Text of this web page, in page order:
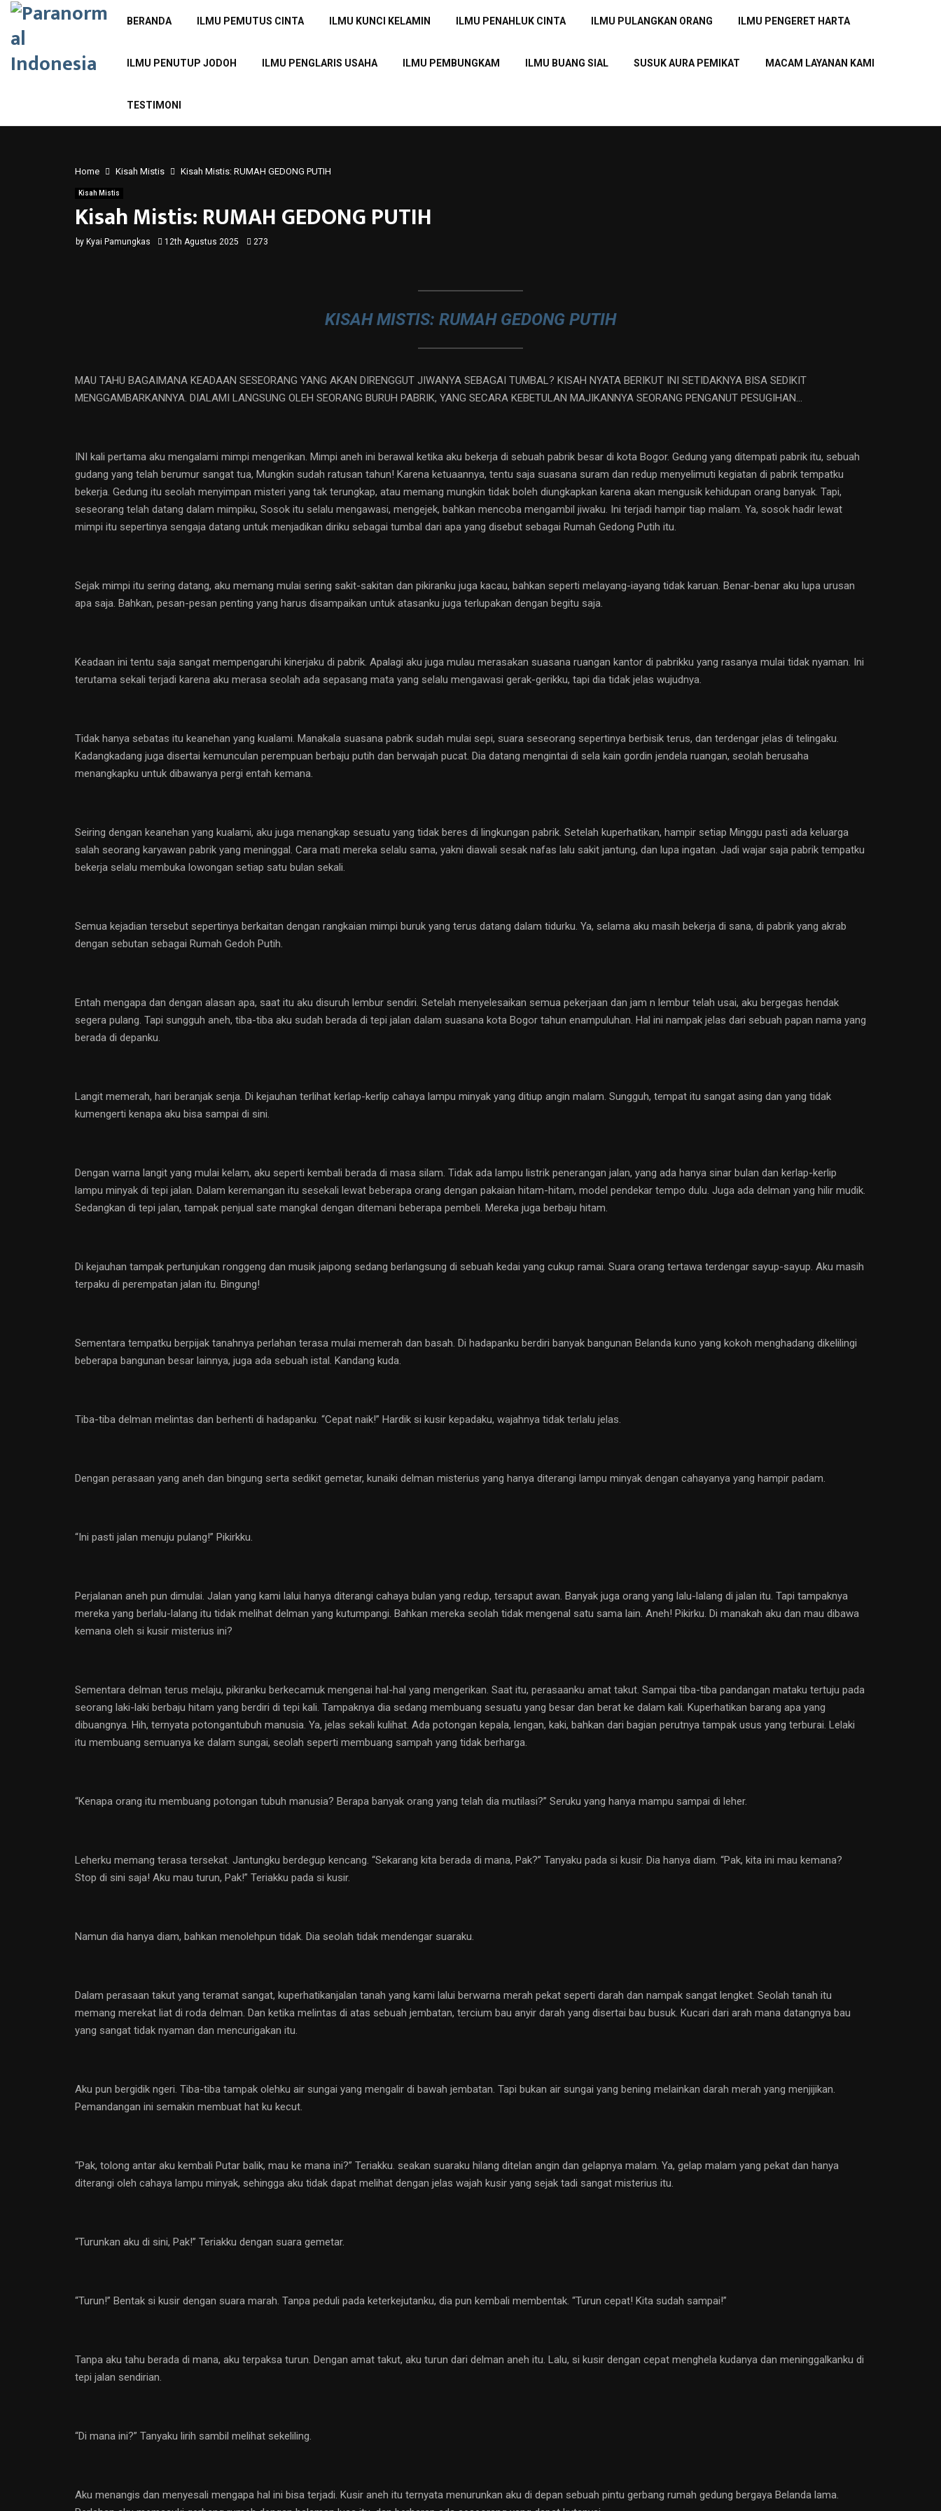
BERANDA ILMU PEMUTUS CINTA ILMU KUNCI KELAMIN ILMU PENAHLUK CINTA ILMU PULANGKAN ORANG ILMU PENGERET HARTA
ILMU PENUTUP JODOH ILMU PENGLARIS USAHA ILMU PEMBUNGKAM ILMU BUANG SIAL SUSUK AURA PEMIKAT MACAM LAYANAN KAMI
TESTIMONI
Home Kisah Mistis Kisah Mistis: RUMAH GEDONG PUTIH
Kisah Mistis
Kisah Mistis: RUMAH GEDONG PUTIH
by Kyai Pamungkas 12th Agustus 2025 273
KISAH MISTIS: RUMAH GEDONG PUTIH
MAU TAHU BAGAIMANA KEADAAN SESEORANG YANG AKAN DIRENGGUT JIWANYA SEBAGAI TUMBAL? KISAH NYATA BERIKUT INI SETIDAKNYA BISA SEDIKIT
MENGGAMBARKANNYA. DIALAMI LANGSUNG OLEH SEORANG BURUH PABRIK, YANG SECARA KEBETULAN MAJIKANNYA SEORANG PENGANUT PESUGIHAN…
INI kali pertama aku mengalami mimpi mengerikan. Mimpi aneh ini berawal ketika aku bekerja di sebuah pabrik besar di kota Bogor. Gedung yang ditempati pabrik itu, sebuah
gudang yang telah berumur sangat tua, Mungkin sudah ratusan tahun! Karena ketuaannya, tentu saja suasana suram dan redup menyelimuti kegiatan di pabrik tempatku
bekerja. Gedung itu seolah menyimpan misteri yang tak terungkap, atau memang mungkin tidak boleh diungkapkan karena akan mengusik kehidupan orang banyak. Tapi,
seseorang telah datang dalam mimpiku, Sosok itu selalu mengawasi, mengejek, bahkan mencoba mengambil jiwaku. Ini terjadi hampir tiap malam. Ya, sosok hadir lewat
mimpi itu sepertinya sengaja datang untuk menjadikan diriku sebagai tumbal dari apa yang disebut sebagai Rumah Gedong Putih itu.
Sejak mimpi itu sering datang, aku memang mulai sering sakit-sakitan dan pikiranku juga kacau, bahkan seperti melayang-iayang tidak karuan. Benar-benar aku lupa urusan
apa saja. Bahkan, pesan-pesan penting yang harus disampaikan untuk atasanku juga terlupakan dengan begitu saja.
Keadaan ini tentu saja sangat mempengaruhi kinerjaku di pabrik. Apalagi aku juga mulau merasakan suasana ruangan kantor di pabrikku yang rasanya mulai tidak nyaman. Ini
terutama sekali terjadi karena aku merasa seolah ada sepasang mata yang selalu mengawasi gerak-gerikku, tapi dia tidak jelas wujudnya.
Tidak hanya sebatas itu keanehan yang kualami. Manakala suasana pabrik sudah mulai sepi, suara seseorang sepertinya berbisik terus, dan terdengar jelas di telingaku.
Kadangkadang juga disertai kemunculan perempuan berbaju putih dan berwajah pucat. Dia datang mengintai di sela kain gordin jendela ruangan, seolah berusaha
menangkapku untuk dibawanya pergi entah kemana.
Seiring dengan keanehan yang kualami, aku juga menangkap sesuatu yang tidak beres di lingkungan pabrik. Setelah kuperhatikan, hampir setiap Minggu pasti ada keluarga
salah seorang karyawan pabrik yang meninggal. Cara mati mereka selalu sama, yakni diawali sesak nafas lalu sakit jantung, dan lupa ingatan. Jadi wajar saja pabrik tempatku
bekerja selalu membuka lowongan setiap satu bulan sekali.
Semua kejadian tersebut sepertinya berkaitan dengan rangkaian mimpi buruk yang terus datang dalam tidurku. Ya, selama aku masih bekerja di sana, di pabrik yang akrab
dengan sebutan sebagai Rumah Gedoh Putih.
Entah mengapa dan dengan alasan apa, saat itu aku disuruh lembur sendiri. Setelah menyelesaikan semua pekerjaan dan jam n lembur telah usai, aku bergegas hendak
segera pulang. Tapi sungguh aneh, tiba-tiba aku sudah berada di tepi jalan dalam suasana kota Bogor tahun enampuluhan. Hal ini nampak jelas dari sebuah papan nama yang
berada di depanku.
Langit memerah, hari beranjak senja. Di kejauhan terlihat kerlap-kerlip cahaya lampu minyak yang ditiup angin malam. Sungguh, tempat itu sangat asing dan yang tidak
kumengerti kenapa aku bisa sampai di sini.
Dengan warna langit yang mulai kelam, aku seperti kembali berada di masa silam. Tidak ada lampu listrik penerangan jalan, yang ada hanya sinar bulan dan kerlap-kerlip
lampu minyak di tepi jalan. Dalam keremangan itu sesekali lewat beberapa orang dengan pakaian hitam-hitam, model pendekar tempo dulu. Juga ada delman yang hilir mudik.
Sedangkan di tepi jalan, tampak penjual sate mangkal dengan ditemani beberapa pembeli. Mereka juga berbaju hitam.
Di kejauhan tampak pertunjukan ronggeng dan musik jaipong sedang berlangsung di sebuah kedai yang cukup ramai. Suara orang tertawa terdengar sayup-sayup. Aku masih
terpaku di perempatan jalan itu. Bingung!
Sementara tempatku berpijak tanahnya perlahan terasa mulai memerah dan basah. Di hadapanku berdiri banyak bangunan Belanda kuno yang kokoh menghadang dikelilingi
beberapa bangunan besar lainnya, juga ada sebuah istal. Kandang kuda.
Tiba-tiba delman melintas dan berhenti di hadapanku. “Cepat naik!” Hardik si kusir kepadaku, wajahnya tidak terlalu jelas.
Dengan perasaan yang aneh dan bingung serta sedikit gemetar, kunaiki delman misterius yang hanya diterangi lampu minyak dengan cahayanya yang hampir padam.
“Ini pasti jalan menuju pulang!” Pikirkku.
Perjalanan aneh pun dimulai. Jalan yang kami lalui hanya diterangi cahaya bulan yang redup, tersaput awan. Banyak juga orang yang lalu-lalang di jalan itu. Tapi tampaknya
mereka yang berlalu-lalang itu tidak melihat delman yang kutumpangi. Bahkan mereka seolah tidak mengenal satu sama lain. Aneh! Pikirku. Di manakah aku dan mau dibawa
kemana oleh si kusir misterius ini?
Sementara delman terus melaju, pikiranku berkecamuk mengenai hal-hal yang mengerikan. Saat itu, perasaanku amat takut. Sampai tiba-tiba pandangan mataku tertuju pada
seorang laki-laki berbaju hitam yang berdiri di tepi kali. Tampaknya dia sedang membuang sesuatu yang besar dan berat ke dalam kali. Kuperhatikan barang apa yang
dibuangnya. Hih, ternyata potongantubuh manusia. Ya, jelas sekali kulihat. Ada potongan kepala, lengan, kaki, bahkan dari bagian perutnya tampak usus yang terburai. Lelaki
itu membuang semuanya ke dalam sungai, seolah seperti membuang sampah yang tidak berharga.
“Kenapa orang itu membuang potongan tubuh manusia? Berapa banyak orang yang telah dia mutilasi?” Seruku yang hanya mampu sampai di leher.
Leherku memang terasa tersekat. Jantungku berdegup kencang. “Sekarang kita berada di mana, Pak?” Tanyaku pada si kusir. Dia hanya diam. “Pak, kita ini mau kemana?
Stop di sini saja! Aku mau turun, Pak!” Teriakku pada si kusir.
Namun dia hanya diam, bahkan menolehpun tidak. Dia seolah tidak mendengar suaraku.
Dalam perasaan takut yang teramat sangat, kuperhatikanjalan tanah yang kami lalui berwarna merah pekat seperti darah dan nampak sangat lengket. Seolah tanah itu
memang merekat liat di roda delman. Dan ketika melintas di atas sebuah jembatan, tercium bau anyir darah yang disertai bau busuk. Kucari dari arah mana datangnya bau
yang sangat tidak nyaman dan mencurigakan itu.
Aku pun bergidik ngeri. Tiba-tiba tampak olehku air sungai yang mengalir di bawah jembatan. Tapi bukan air sungai yang bening melainkan darah merah yang menjijikan.
Pemandangan ini semakin membuat hat ku kecut.
“Pak, tolong antar aku kembali Putar balik, mau ke mana ini?” Teriakku. seakan suaraku hilang ditelan angin dan gelapnya malam. Ya, gelap malam yang pekat dan hanya
diterangi oleh cahaya lampu minyak, sehingga aku tidak dapat melihat dengan jelas wajah kusir yang sejak tadi sangat misterius itu.
“Turunkan aku di sini, Pak!” Teriakku dengan suara gemetar.
“Turun!” Bentak si kusir dengan suara marah. Tanpa peduli pada keterkejutanku, dia pun kembali membentak. “Turun cepat! Kita sudah sampai!”
Tanpa aku tahu berada di mana, aku terpaksa turun. Dengan amat takut, aku turun dari delman aneh itu. Lalu, si kusir dengan cepat menghela kudanya dan meninggalkanku di
tepi jalan sendirian.
“Di mana ini?” Tanyaku lirih sambil melihat sekeliling.
Aku menangis dan menyesali mengapa hal ini bisa terjadi. Kusir aneh itu ternyata menurunkan aku di depan sebuah pintu gerbang rumah gedung bergaya Belanda lama.